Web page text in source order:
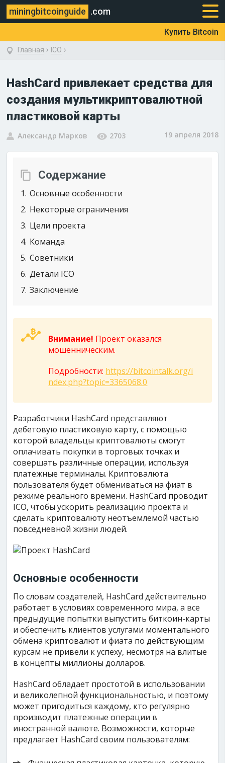
miningbitcoinguide .com
Купить Bitcoin
Главная › ICO ›
HashCard привлекает средства для
создания мультикриптовалютной
пластиковой карты
Александр Марков 2703 19 апреля 2018
Содержание
1 Основные особенности
2 Некоторые ограничения
3 Цели проекта
4 Команда
5 Советники
6 Детали ICO
7 Заключение
Внимание! Проект оказался
мошенническим.
Подробности: https://bitcointalk.org/i
ndex.php?topic=3365068.0
Разработчики HashCard представляют
дебетовую пластиковую карту, с помощью
которой владельцы криптовалюты смогут
оплачивать покупки в торговых точках и
совершать различные операции, используя
платежные терминалы. Криптовалюта
пользователя будет обмениваться на фиат в
режиме реального времени. HashCard проводит
ICO, чтобы ускорить реализацию проекта и
сделать криптовалюту неотъемлемой частью
повседневной жизни людей.
Основные особенности
По словам создателей, HashCard действительно
работает в условиях современного мира, а все
предыдущие попытки выпустить биткоин-карты
и обеспечить клиентов услугами моментального
обмена криптовалют и фиата по действующим
курсам не привели к успеху, несмотря на влитые
в концепты миллионы долларов.
HashCard обладает простотой в использовании
и великолепной функциональностью, и поэтому
может пригодиться каждому, кто регулярно
производит платежные операции в
иностранной валюте. Возможности, которые
предлагает HashCard своим пользователям: